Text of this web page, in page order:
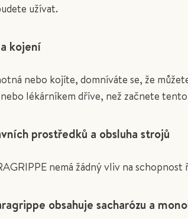
užívat.
kojení
nebo kojíte, domníváte se, že
lékárníkem dříve, než začnete
prostředků a obsluha strojů
nemá žádný vliv na
obsahuje sacharózu a